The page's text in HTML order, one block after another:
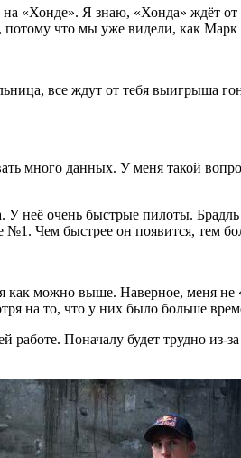
«Хонде». Я знаю, «Хонда» ждёт
что мы уже видели, как Марк
все ждут от тебя выигрыша
много данных. У меня такой
У неё очень быстрые пилоты.
№1. Чем быстрее он появится, тем
как можно выше. Наверное, меня
на то, что у них было больше
работе. Поначалу будет трудно